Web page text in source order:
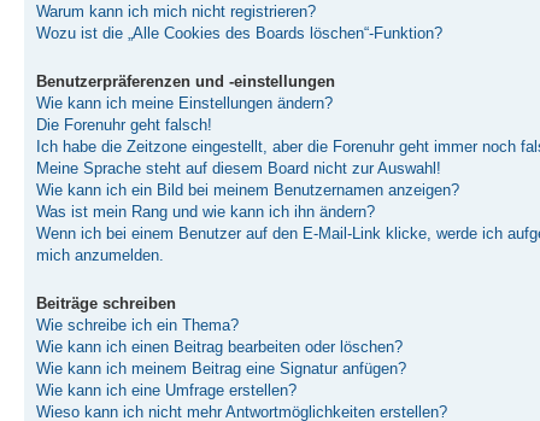
Warum kann ich mich nicht registrieren?
Wozu ist die „Alle Cookies des Boards löschen“-Funktion?
Benutzerpräferenzen und -einstellungen
Wie kann ich meine Einstellungen ändern?
Die Forenuhr geht falsch!
Ich habe die Zeitzone eingestellt, aber die Forenuhr geht immer noch
Meine Sprache steht auf diesem Board nicht zur Auswahl!
Wie kann ich ein Bild bei meinem Benutzernamen anzeigen?
Was ist mein Rang und wie kann ich ihn ändern?
Wenn ich bei einem Benutzer auf den E-Mail-Link klicke, werde ich
mich anzumelden.
Beiträge schreiben
Wie schreibe ich ein Thema?
Wie kann ich einen Beitrag bearbeiten oder löschen?
Wie kann ich meinem Beitrag eine Signatur anfügen?
Wie kann ich eine Umfrage erstellen?
Wieso kann ich nicht mehr Antwortmöglichkeiten erstellen?